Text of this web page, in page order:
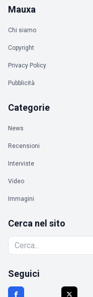
Mauxa
Chi siamo
Copyright
Privacy Policy
Pubblicità
Categorie
News
Recensioni
Interviste
Video
Immagini
Cerca nel sito
Seguici